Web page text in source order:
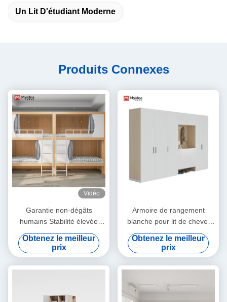
Un Lit D'étudiant Moderne
Produits Connexes
Vidéo
Garantie non-dégâts
humains Stabilité élevée
Capsule Hôtel Support de lit
personnalisation
Obtenez le meilleur
prix
Armoire de rangement
blanche pour lit de chevet
par MYIDEA Meubles de
bureau à Foshan
Obtenez le meilleur
prix